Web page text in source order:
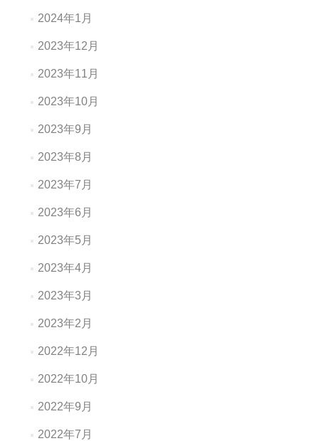
2024年1月
2023年12月
2023年11月
2023年10月
2023年9月
2023年8月
2023年7月
2023年6月
2023年5月
2023年4月
2023年3月
2023年2月
2022年12月
2022年10月
2022年9月
2022年7月